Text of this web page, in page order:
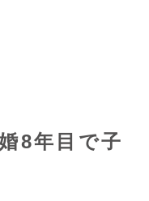
8年目で子